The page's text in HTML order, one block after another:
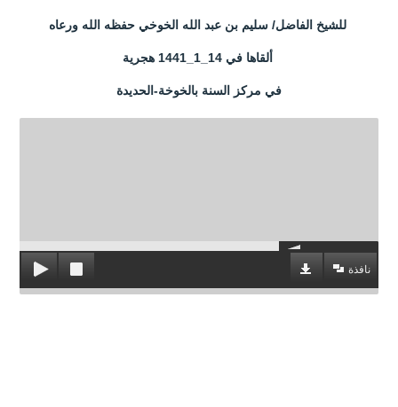
للشيخ الفاضل/ سليم بن عبد الله الخوخي حفظه الله ورعاه
ألقاها في 14_1_1441 هجرية
في مركز السنة بالخوخة-الحديدة
نافذة